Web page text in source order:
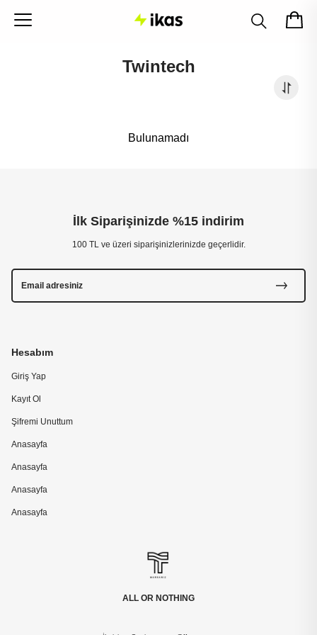
Twintech
Bulunamadı
ALL OR NOTHING
Hesabım
Giriş Yap
Kayıt Ol
Şifremi Unuttum
Anasayfa
Anasayfa
Anasayfa
Anasayfa
İlk Siparişinizde %15 indirim
100 TL ve üzeri siparişinizlerinizde geçerlidir.